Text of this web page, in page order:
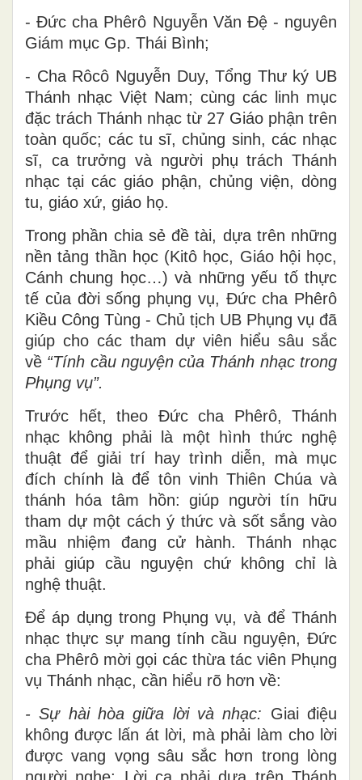
- Đức cha Phêrô Nguyễn Văn Đệ - nguyên
Giám mục Gp. Thái Bình;
- Cha Rôcô Nguyễn Duy, Tổng Thư ký UB
Thánh nhạc Việt Nam; cùng các linh mục
đặc trách Thánh nhạc từ 27 Giáo phận trên
toàn quốc; các tu sĩ, chủng sinh, các nhạc
sĩ, ca trưởng và người phụ trách Thánh
nhạc tại các giáo phận, chủng viện, dòng
tu, giáo xứ, giáo họ.
Trong phần chia sẻ đề tài, dựa trên những
nền tảng thần học (Kitô học, Giáo hội học,
Cánh chung học…) và những yếu tố thực
tế của đời sống phụng vụ, Đức cha Phêrô
Kiều Công Tùng - Chủ tịch UB Phụng vụ đã
giúp cho các tham dự viên hiểu sâu sắc
về “Tính cầu nguyện của Thánh nhạc trong
Phụng vụ”.
Trước hết, theo Đức cha Phêrô, Thánh
nhạc không phải là một hình thức nghệ
thuật để giải trí hay trình diễn, mà mục
đích chính là để tôn vinh Thiên Chúa và
thánh hóa tâm hồn: giúp người tín hữu
tham dự một cách ý thức và sốt sắng vào
mầu nhiệm đang cử hành. Thánh nhạc
phải giúp cầu nguyện chứ không chỉ là
nghệ thuật.
Để áp dụng trong Phụng vụ, và để Thánh
nhạc thực sự mang tính cầu nguyện, Đức
cha Phêrô mời gọi các thừa tác viên Phụng
vụ Thánh nhạc, cần hiểu rõ hơn về:
- Sự hài hòa giữa lời và nhạc: Giai điệu
không được lấn át lời, mà phải làm cho lời
được vang vọng sâu sắc hơn trong lòng